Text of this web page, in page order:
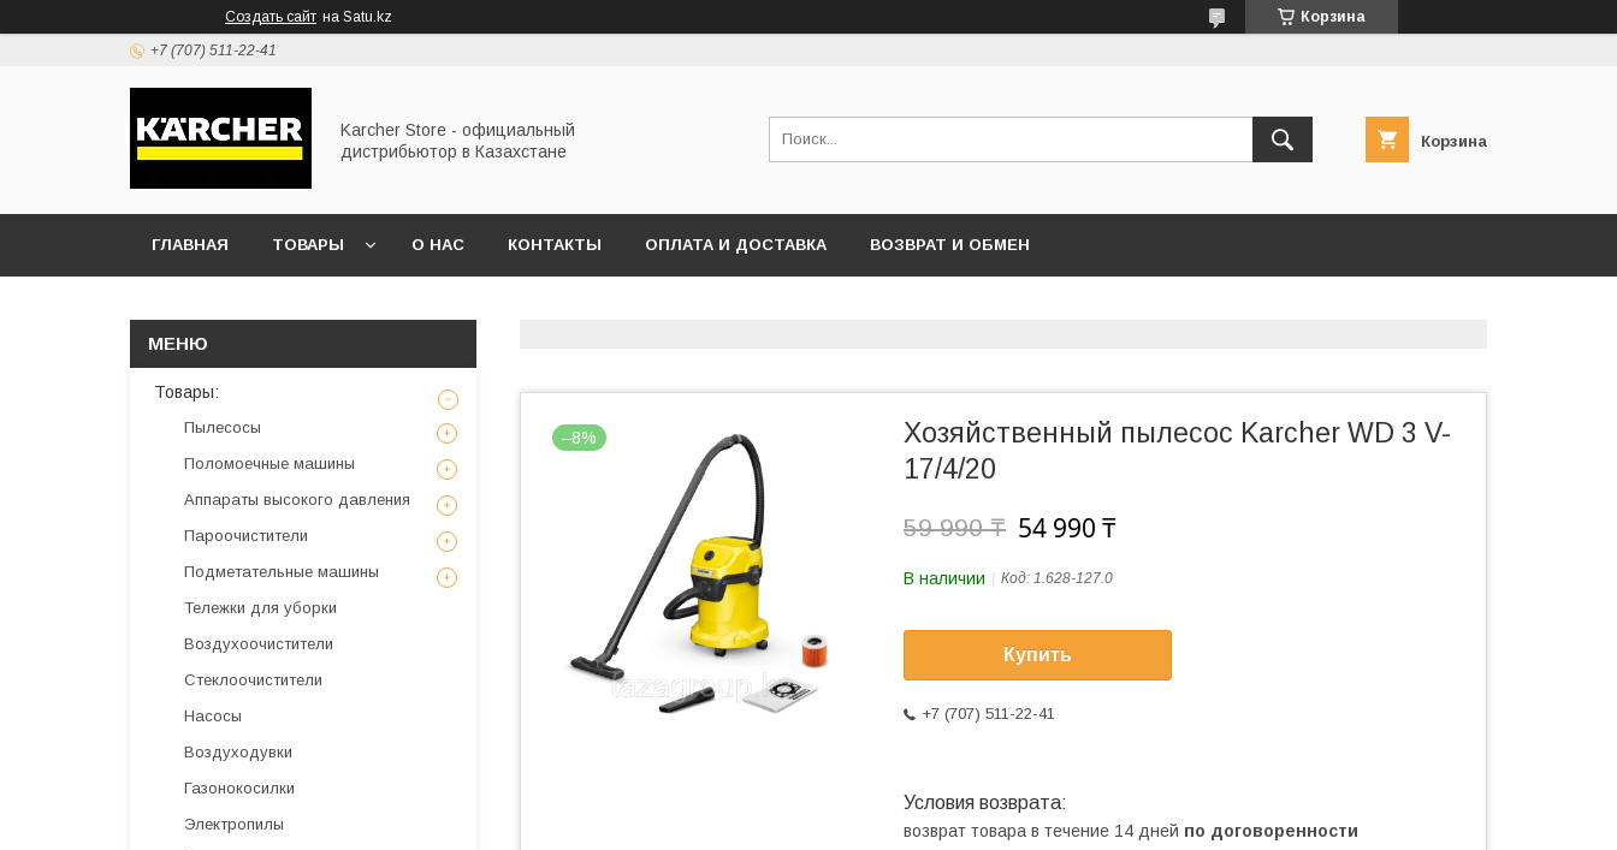
Создать сайт на Satu.kz Корзина
+7 (707) 511-22-41
Karcher Store - официальный
дистрибьютор в Казахстане
Корзина
ГЛАВНАЯ ТОВАРЫ О НАС КОНТАКТЫ ОПЛАТА И ДОСТАВКА ВОЗВРАТ И ОБМЕН
–8%
Хозяйственный пылесос Karcher WD 3 V-
17/4/20
59 990 ₸ 54 990 ₸
В наличии Код: 1.628-127.0
Купить
+7 (707) 511-22-41
возврат товара в течение 14 дней по договоренности
Товары:
Пылесосы
Поломоечные машины
Аппараты высокого давления
Пароочистители
Подметательные машины
Тележки для уборки
Воздухоочистители
Стеклоочистители
Насосы
Воздуходувки
Газонокосилки
Электропилы